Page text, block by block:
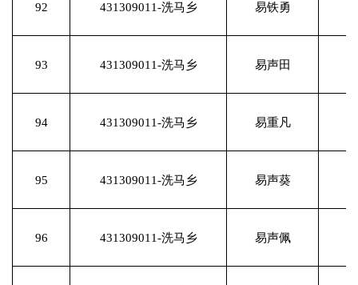
92 431309011-洗马乡 易铁勇
93 431309011-洗马乡 易声田
94 431309011-洗马乡 易重凡
95 431309011-洗马乡 易声葵
96 431309011-洗马乡 易声佩